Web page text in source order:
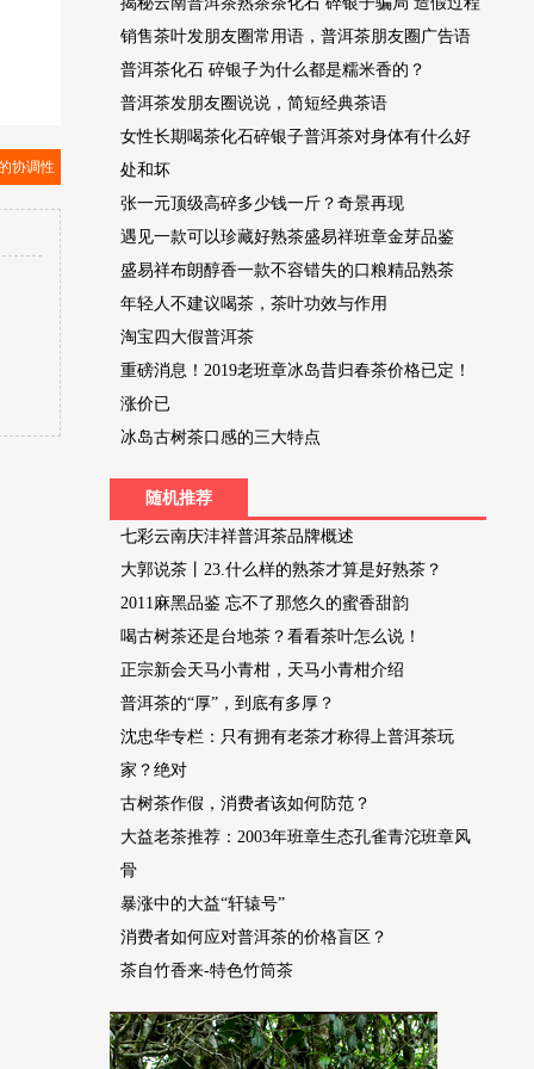
协调性
销售茶叶发朋友圈常用语，普洱茶朋友圈广告语
普洱茶化石 碎银子为什么都是糯米香的？
普洱茶发朋友圈说说，简短经典茶语
女性长期喝茶化石碎银子普洱茶对身体有什么好
处和坏
张一元顶级高碎多少钱一斤？奇景再现
遇见一款可以珍藏好熟茶盛易祥班章金芽品鉴
盛易祥布朗醇香一款不容错失的口粮精品熟茶
年轻人不建议喝茶，茶叶功效与作用
淘宝四大假普洱茶
重磅消息！2019老班章冰岛昔归春茶价格已定！
涨价已
冰岛古树茶口感的三大特点
随机推荐
七彩云南庆沣祥普洱茶品牌概述
大郭说茶丨23.什么样的熟茶才算是好熟茶？
2011麻黑品鉴 忘不了那悠久的蜜香甜韵
喝古树茶还是台地茶？看看茶叶怎么说！
正宗新会天马小青柑，天马小青柑介绍
普洱茶的“厚”，到底有多厚？
沈忠华专栏：只有拥有老茶才称得上普洱茶玩
家？绝对
古树茶作假，消费者该如何防范？
大益老茶推荐：2003年班章生态孔雀青沱班章风
骨
暴涨中的大益“轩辕号”
消费者如何应对普洱茶的价格盲区？
茶自竹香来-特色竹筒茶